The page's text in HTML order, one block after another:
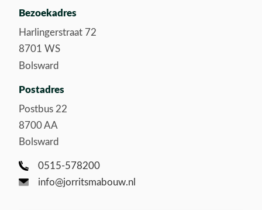
Bezoekadres
Harlingerstraat 72
8701 WS
Bolsward
Postadres
Postbus 22
8700 AA
Bolsward
0515-578200
info@jorritsmabouw.nl